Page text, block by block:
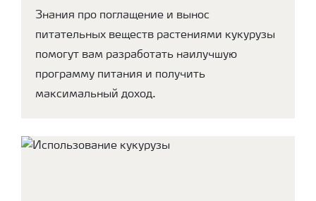
Знания про поглащение и вынос
питательных веществ растениями кукурузы
помогут вам разработать наилучшую
программу питания и получить
максимальный доход.